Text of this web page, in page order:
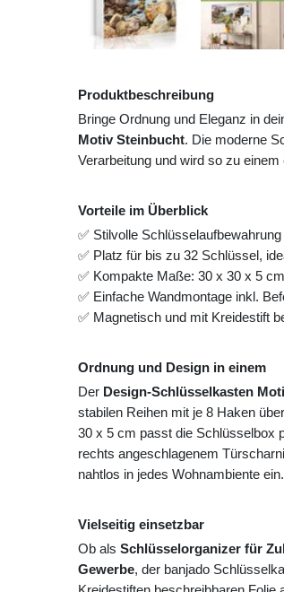
Produktbeschreibung
Bringe Ordnung und Eleganz in
Motiv Steinbucht. Die moderne
Verarbeitung und wird so zu
Vorteile im Überblick
✅ Stilvolle
✅ Platz für bis zu 32 Schlüssel,
✅ Kompakte Maße: 30 x 30 x 5 cm
✅ Einfache Wandmontage inkl.
✅ Magnetisch und mit Kreidestift
Ordnung und Design in einem
Der Design-Schlüsselkasten
stabilen Reihen mit je 8 Haken
30 x 5 cm passt die Schlüsselbox
rechts angeschlagenem
nahtlos in jedes Wohnambiente ein.
Vielseitig einsetzbar
Ob als Schlüsselorganizer für
Gewerbe, der banjado